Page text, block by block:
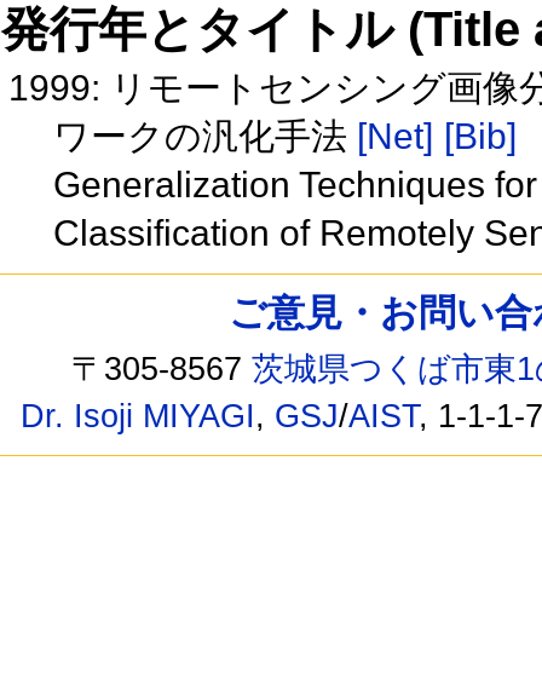
発行年とタイトル
1999: リモートセンシング画像
ワークの汎化手法 [Net] [Bib]
Generalization Techniques
Classification of Remotely
ご意見・お問い
〒305-8567茨城県つくば市東
Dr. Isoji MIYAGI, GSJ/AIST, 1-1-1-